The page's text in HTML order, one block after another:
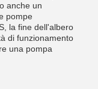
anche un
pompe
la fine dell'albero
di funzionamento
una pompa